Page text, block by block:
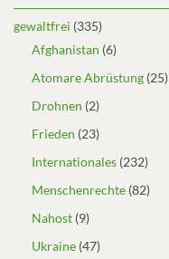
gewaltfrei (335)
Afghanistan (6)
Atomare Abrüstung (25)
Drohnen (2)
Frieden (23)
Internationales (232)
Menschenrechte (82)
Nahost (9)
Ukraine (47)